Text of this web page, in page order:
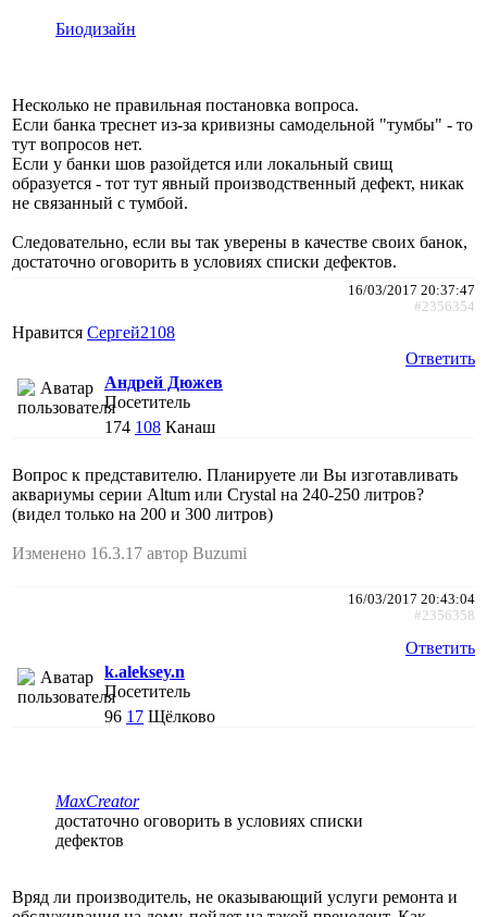
Биодизайн
Несколько не правильная постановка вопроса.
Если банка треснет из-за кривизны самодельной "тумбы" - то
тут вопросов нет.
Если у банки шов разойдется или локальный свищ
образуется - тот тут явный производственный дефект, никак
не связанный с тумбой.
Следовательно, если вы так уверены в качестве своих банок,
достаточно оговорить в условиях списки дефектов.
16/03/2017 20:37:47
#2356354
Нравится Сергей2108
Ответить
Андрей Дюжев
Посетитель
174 108 Канаш
Вопрос к представителю. Планируете ли Вы изготавливать
аквариумы серии Altum или Crystal на 240-250 литров?
(видел только на 200 и 300 литров)
Изменено 16.3.17 автор Buzumi
16/03/2017 20:43:04
#2356358
Ответить
k.aleksey.n
Посетитель
96 17 Щёлково
MaxCreator
достаточно оговорить в условиях списки
дефектов
Вряд ли производитель, не оказывающий услуги ремонта и